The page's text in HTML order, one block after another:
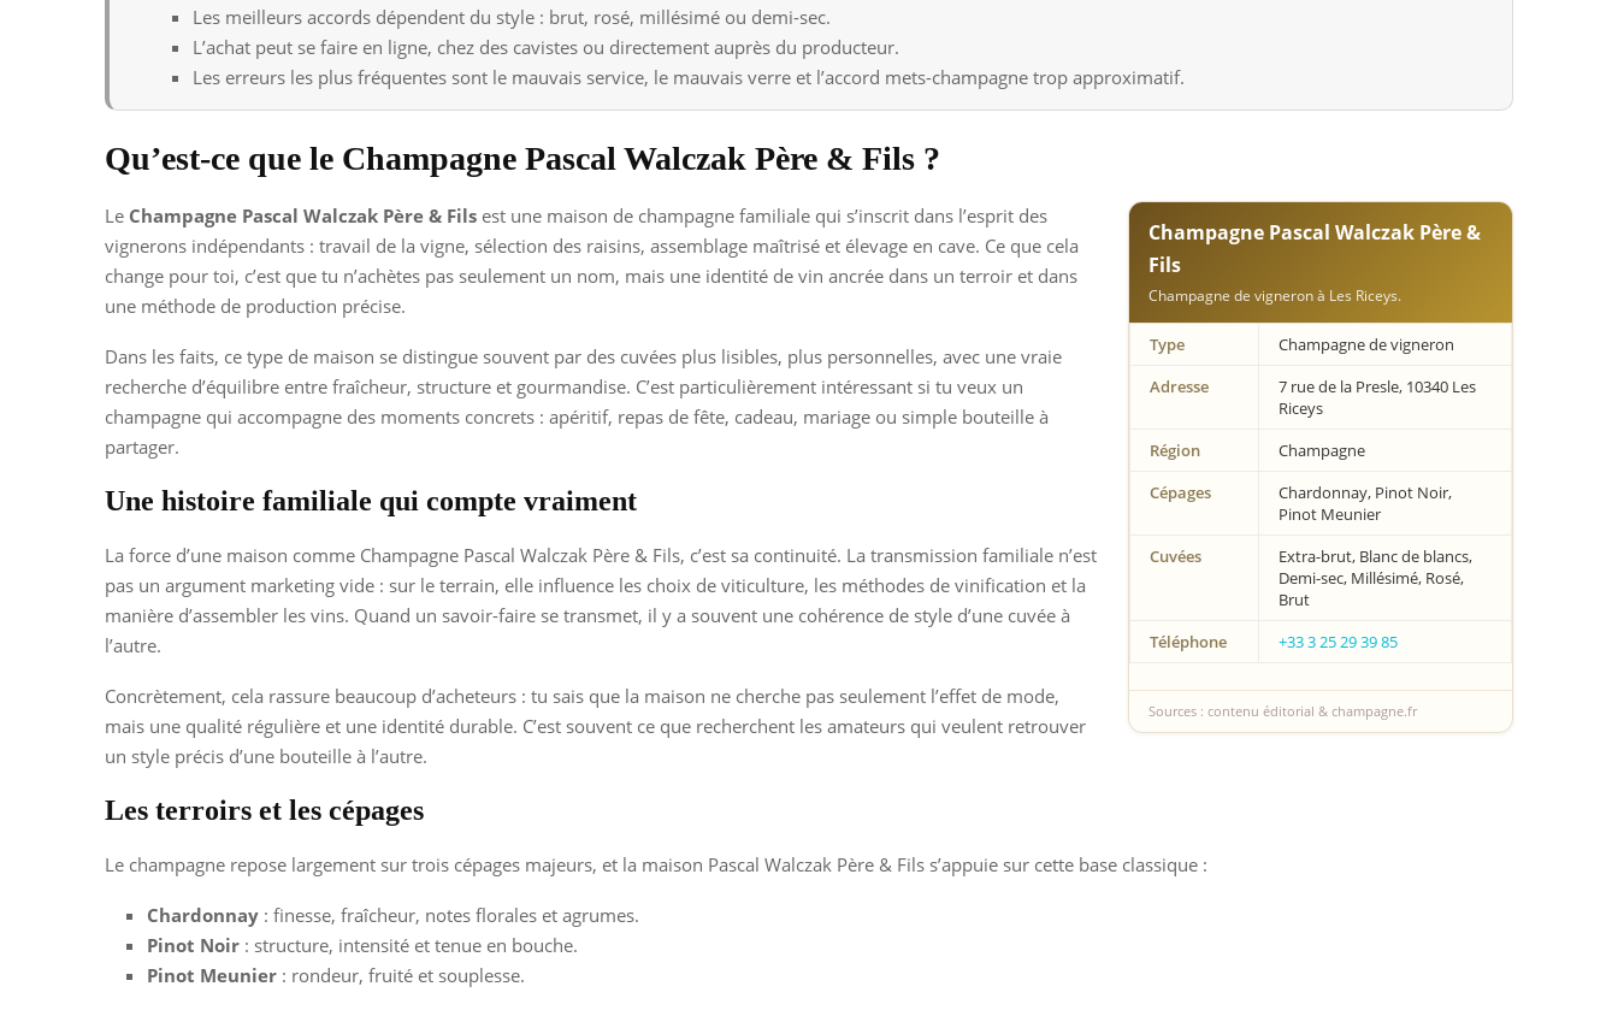
Les meilleurs accords dépendent du style : brut, rosé, millésimé ou demi-sec.
L’achat peut se faire en ligne, chez des cavistes ou directement auprès du producteur.
Les erreurs les plus fréquentes sont le mauvais service, le mauvais verre et l’accord mets-champagne trop approximatif.
Qu’est-ce que le Champagne Pascal Walczak Père & Fils ?
Champagne Pascal Walczak Père &
Fils
Champagne de vigneron à Les Riceys.
Type
Champagne de vigneron
Adresse
7 rue de la Presle, 10340 Les
Riceys
Région
Champagne
Cépages
Chardonnay, Pinot Noir,
Pinot Meunier
Cuvées
Extra-brut, Blanc de blancs,
Demi-sec, Millésimé, Rosé,
Brut
Téléphone
+33 3 25 29 39 85
Sources : contenu éditorial & champagne.fr
Le Champagne Pascal Walczak Père & Fils est une maison de champagne familiale qui s’inscrit dans l’esprit des
vignerons indépendants : travail de la vigne, sélection des raisins, assemblage maîtrisé et élevage en cave. Ce que cela
change pour toi, c’est que tu n’achètes pas seulement un nom, mais une identité de vin ancrée dans un terroir et dans
une méthode de production précise.
Dans les faits, ce type de maison se distingue souvent par des cuvées plus lisibles, plus personnelles, avec une vraie
recherche d’équilibre entre fraîcheur, structure et gourmandise. C’est particulièrement intéressant si tu veux un
champagne qui accompagne des moments concrets : apéritif, repas de fête, cadeau, mariage ou simple bouteille à
partager.
Une histoire familiale qui compte vraiment
La force d’une maison comme Champagne Pascal Walczak Père & Fils, c’est sa continuité. La transmission familiale n’est
pas un argument marketing vide : sur le terrain, elle influence les choix de viticulture, les méthodes de vinification et la
manière d’assembler les vins. Quand un savoir-faire se transmet, il y a souvent une cohérence de style d’une cuvée à
l’autre.
Concrètement, cela rassure beaucoup d’acheteurs : tu sais que la maison ne cherche pas seulement l’effet de mode,
mais une qualité régulière et une identité durable. C’est souvent ce que recherchent les amateurs qui veulent retrouver
un style précis d’une bouteille à l’autre.
Les terroirs et les cépages
Le champagne repose largement sur trois cépages majeurs, et la maison Pascal Walczak Père & Fils s’appuie sur cette base classique :
Chardonnay : finesse, fraîcheur, notes florales et agrumes.
Pinot Noir : structure, intensité et tenue en bouche.
Pinot Meunier : rondeur, fruité et souplesse.